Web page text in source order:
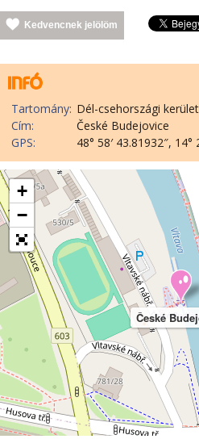
Kedvencnek jelölöm
Tartomány: Dél-csehországi kerület
Cím:
České Budejovice
GPS:
48° 58′ 43.81932″, 14°
České
+
−